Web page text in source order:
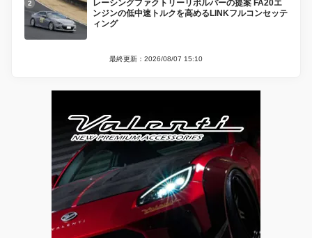
レーシングファクトリーリボルバーの提案 FA20エ
ンジンの低中速トルクを高めるLINKフルコンセッテ
ィング
最終更新：2026/08/07 15:10